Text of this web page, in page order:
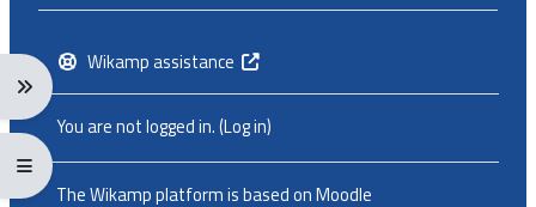
Expand navigation menu: Ctrl + Alt + →
Expand/collapse full screen menu: Ctrl + Alt + f
Wikamp assistance
You are not logged in. (Log in)
The Wikamp platform is based onMoodle